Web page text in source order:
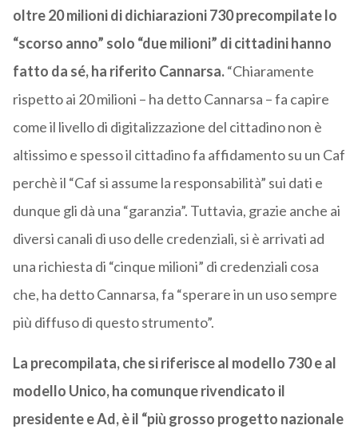
oltre 20 milioni di dichiarazioni 730 precompilate lo
“scorso anno” solo “due milioni” di cittadini hanno
fatto da sé, ha riferito Cannarsa.“Chiaramente
rispetto ai 20 milioni – ha detto Cannarsa – fa capire
come il livello di digitalizzazione del cittadino non è
altissimo e spesso il cittadino fa affidamento su un Caf
perchè il “Caf si assume la responsabilità” sui dati e
dunque gli dà una “garanzia”. Tuttavia, grazie anche ai
diversi canali di uso delle credenziali, si è arrivati ad
una richiesta di “cinque milioni” di credenziali cosa
che, ha detto Cannarsa, fa “sperare in un uso sempre
più diffuso di questo strumento”.
La precompilata, che si riferisce al modello 730 e al
modello Unico, ha comunque rivendicato il
presidente e Ad, è il “più grosso progetto nazionale